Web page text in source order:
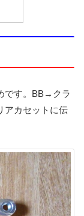
です。BB→クラ
カセットに伝